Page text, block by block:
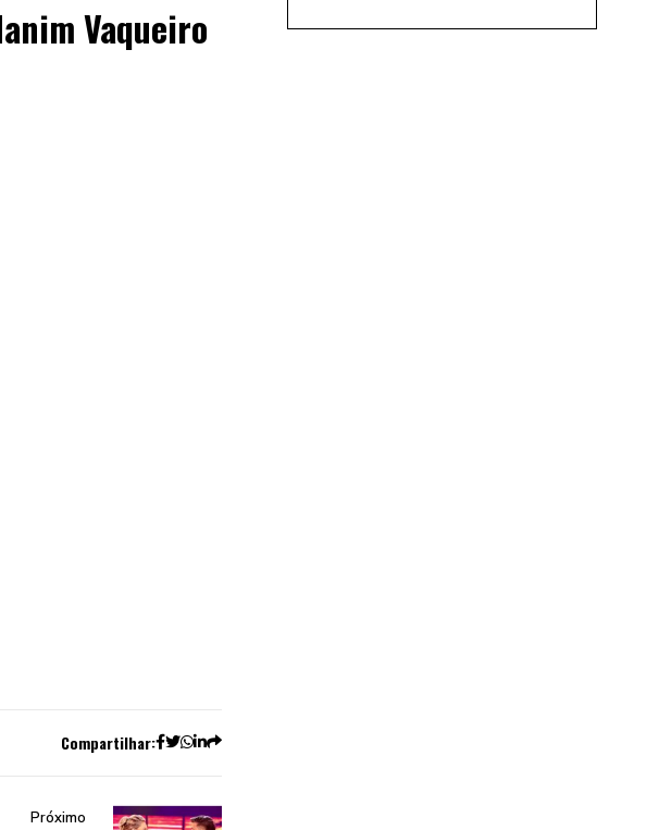
Vaqueiro
Compartilhar:
Próximo